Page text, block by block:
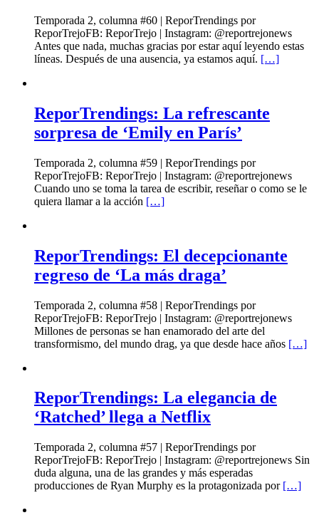
Temporada 2, columna #60 | ReporTrendings por
ReporTrejoFB: ReporTrejo | Instagram: @reportrejonews
Antes que nada, muchas gracias por estar aquí leyendo estas
líneas. Después de una ausencia, ya estamos aquí. […]
ReporTrendings: La refrescante
sorpresa de ‘Emily en París’
Temporada 2, columna #59 | ReporTrendings por
ReporTrejoFB: ReporTrejo | Instagram: @reportrejonews
Cuando uno se toma la tarea de escribir, reseñar o como se le
quiera llamar a la acción […]
ReporTrendings: El decepcionante
regreso de ‘La más draga’
Temporada 2, columna #58 | ReporTrendings por
ReporTrejoFB: ReporTrejo | Instagram: @reportrejonews
Millones de personas se han enamorado del arte del
transformismo, del mundo drag, ya que desde hace años […]
ReporTrendings: La elegancia de
‘Ratched’ llega a Netflix
Temporada 2, columna #57 | ReporTrendings por
ReporTrejoFB: ReporTrejo | Instagram: @reportrejonews Sin
duda alguna, una de las grandes y más esperadas
producciones de Ryan Murphy es la protagonizada por […]